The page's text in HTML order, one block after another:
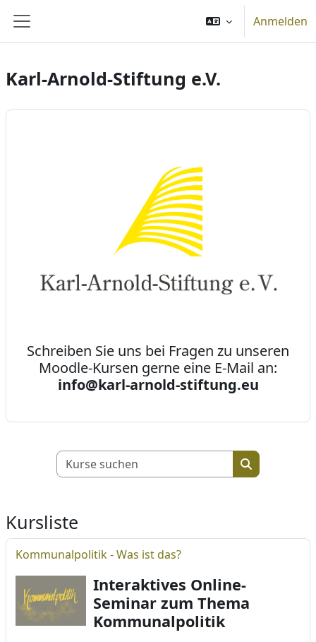
Website-Übersicht
Anmelden
Karl-Arnold-Stiftung e.V.
Schreiben Sie uns bei Fragen zu unseren
Moodle-Kursen gerne eine E-Mail an:
info@karl-arnold-stiftung.eu
Kurse suchen
Kurse
Kursliste
Kommunalpolitik - Was ist das?
Interaktives Online-
Seminar zum Thema
Kommunalpolitik